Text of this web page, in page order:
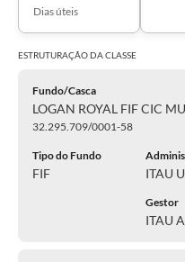
Dias úteis
ESTRUTURAÇÃO DACLASSE
Fundo/Casca
LOGAN ROYAL FIF CIC
32.295.709/0001-58
Tipo do Fundo
FIF ITAU
Gestor
ITAU